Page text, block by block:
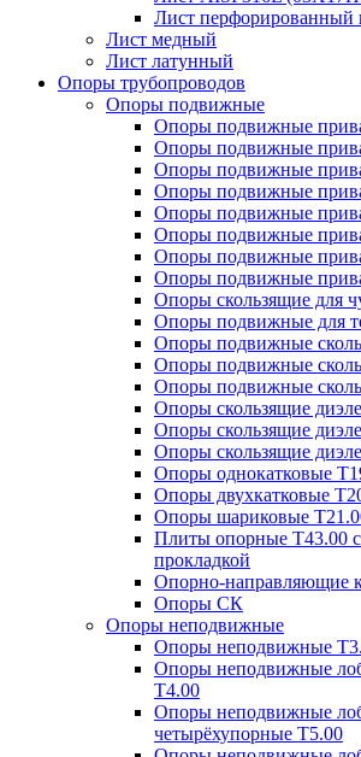
Лист
Лист медный
Лист латунный
Опоры трубопроводов
Опоры подвижные
Опоры подвижные
Опоры подвижные
Опоры подвижные
Опоры подвижные
Опоры подвижные
Опоры подвижные
Опоры подвижные
Опоры подвижные
Опоры скользящие для
Опоры подвижные для
Опоры подвижные
Опоры подвижные
Опоры подвижные
Опоры скользящие
Опоры скользящие
Опоры скользящие
Опоры однокатковые
Опоры двухкатковые
Опоры шариковые
Плиты опорные Т43.00 с
прокладкой
Опорно-направляющие
Опоры СК
Опоры неподвижные
Опоры неподвижные
Опоры неподвижные
Т4.00
Опоры неподвижные
четырёхупорные Т5.00